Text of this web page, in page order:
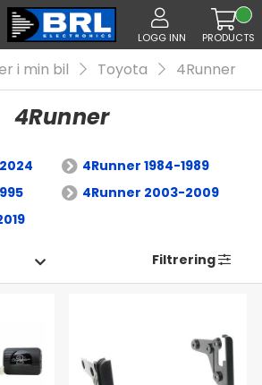
LOGG INN PRODUCTS
i min bil Toyota 4Runner
4Runner
4Runner 1984-1989
4Runner 2003-2009
Filtrering